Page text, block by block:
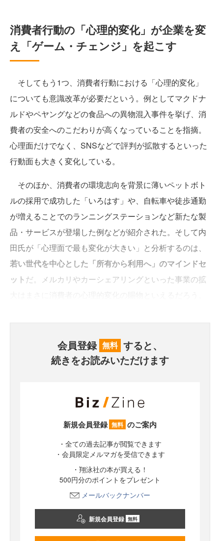
消費者行動の「心理的変化」が企業を変
え「ゲーム・チェンジ」を起こす
そしてもう1つ、消費者行動における「心理的変化」
についても意識改革が必要だという。例としてマクドナ
ルドやペヤングなどの食品への異物混入事件を挙げ、消
費者の安全へのこだわりが高くなっていることを指摘。
心理面だけでなく、SNSなどで評判が拡散するといった
行動面も大きく変化している。
そのほか、消費者の環境志向を背景に薄いペットボト
ルの採用で成功した「いろはす」や、自転車や徒歩通勤
が増えることでのランニングステーションなど新たな製
品・サービスが登場した例などが紹介された。そして内
田氏が「心理面で最も変化が大きい」と分析するのは、
若い世代を中心とした「所有から利用へ」のマインドセ
ットだ。メルカリやカーシェアリングといった事業の拡
会員登録 無料 すると、
続きをお読みいただけます
新規会員登録 無料 のご案内
・全ての過去記事が閲覧できます
・会員限定メルマガを受信できます
・翔泳社の本が買える！
500円分のポイントをプレゼント
メールバックナンバー
新規会員登録 無料